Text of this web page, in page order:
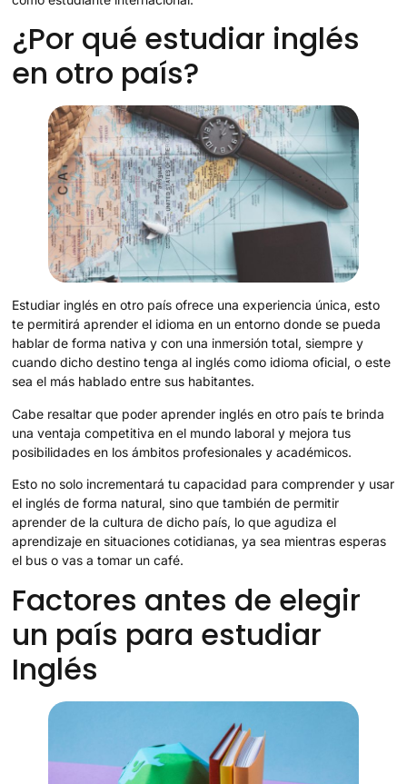
¿Por qué estudiar inglés
en otro país?
Estudiar inglés en otro país ofrece una experiencia única, esto
te permitirá aprender el idioma en un entorno donde se pueda
hablar de forma nativa y con una inmersión total, siempre y
cuando dicho destino tenga al inglés como idioma oficial, o este
sea el más hablado entre sus habitantes.
Cabe resaltar que poder aprender inglés en otro país te brinda
una ventaja competitiva en el mundo laboral y mejora tus
posibilidades en los ámbitos profesionales y académicos.
Esto no solo incrementará tu capacidad para comprender y usar
el inglés de forma natural, sino que también de permitir
aprender de la cultura de dicho país, lo que agudiza el
aprendizaje en situaciones cotidianas, ya sea mientras esperas
el bus o vas a tomar un café.
Factores antes de elegir
un país para estudiar
Inglés